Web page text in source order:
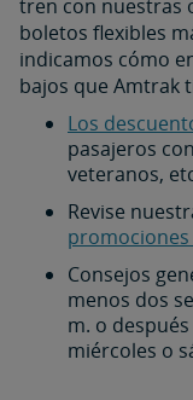
tren con nuestras
boletos flexibles
indicamos cómo
bajos que Amtrak
Los
pasajeros
veteranos,
Revise
Consejos
menos dos
m. o
miércoles o